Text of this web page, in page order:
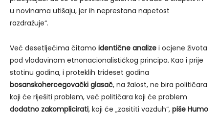
u novinama utišaju, jer ih neprestana napetost
razdražuje“.
Već desetljećima čitamo identične analize i ocjene života
pod vladavinom etnonacionalističkog principa. Kao i prije
stotinu godina, i proteklih trideset godina
bosanskohercegovački glasač, na žalost, ne bira političara
koji će riješiti problem, već političara koji će problem
dodatno zakomplicirati, koji će „zasititi vazduh“, piše Humo